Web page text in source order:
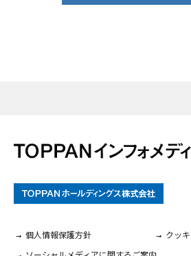
個人情報保護方針
クッ